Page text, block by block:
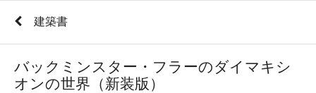
建築書
バックミンスター・フラーのダイマキシ
オンの世界（新装版）